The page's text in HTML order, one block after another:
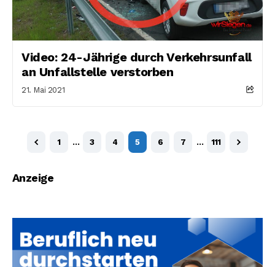
Video: 24-Jährige durch Verkehrsunfall
an Unfallstelle verstorben
21. Mai 2021
1 … 3 4 5 6 7 … 111
Anzeige